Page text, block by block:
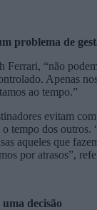
problema de
Ferrari, “não
Apenas
ao tempo.”
evitam
tempo dos outros.
aqueles que
por atrasos”,
decisão